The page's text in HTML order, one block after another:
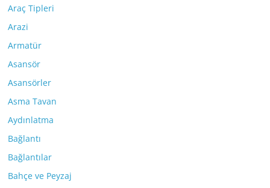
Araç Tipleri
Arazi
Armatür
Asansör
Asansörler
Asma Tavan
Aydınlatma
Bağlantı
Bağlantılar
Bahçe ve Peyzaj